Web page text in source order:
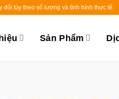
số lượng và tình hình thực tế.
Sản Phẩm